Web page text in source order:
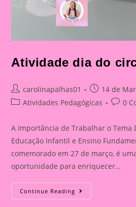
Atividade dia do
Post
author:
carolinapalhas01
Post
published:
14 de
PostAtividades Pedagógicas
Post0
A Importância de Trabalhar o Tema
Educação Infantil e Ensino
comemorado em 27 de março, é
oportunidade para enriquecer…
Continue Reading Atividade
Dia